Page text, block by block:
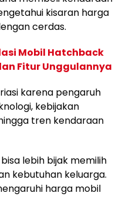
kisaran harga
cerdas.
Mobil Hatchback
Fitur Unggulannya
karena pengaruh
kebijakan
tren kendaraan
lebih bijak memilih
kebutuhan keluarga.
harga mobil